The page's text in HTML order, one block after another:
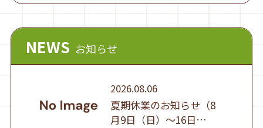
NEWS お知らせ
2026.08.06
夏期休業のお知らせ（8
月9日（日）～16日